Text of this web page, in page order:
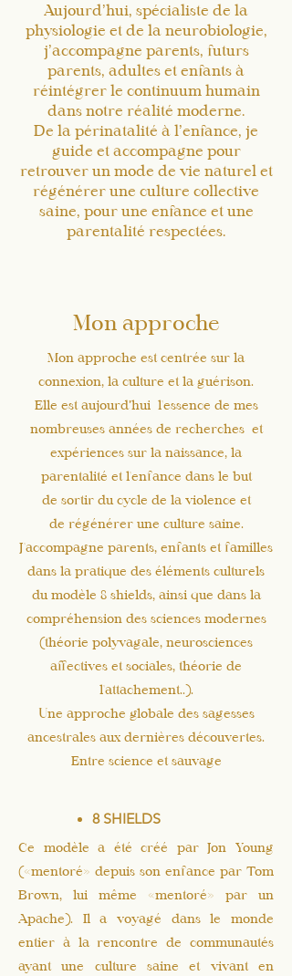
Aujourd’hui, spécialiste de la
physiologie et de la neurobiologie,
j’accompagne parents, futurs
parents, adultes et enfants à
réintégrer le continuum humain
dans notre réalité moderne.
De la périnatalité à l’enfance, je
guide et accompagne pour
retrouver un mode de vie naturel et
régénérer une culture collective
saine, pour une enfance et une
parentalité respectées.
Mon approche
Mon approche est centrée sur la
connexion, la culture et la guérison.
Elle est aujourd’hui l'essence de mes
nombreuses années de recherches et
expériences sur la naissance, la
parentalité et l'enfance dans le but
de sortir du cycle de la violence et
de régénérer une culture saine.
J'accompagne parents, enfants et familles
dans la pratique des éléments culturels
du modèle 8 shields, ainsi que dans la
compréhension des sciences modernes
(théorie polyvagale, neurosciences
affectives et sociales, théorie de
l'attachement..).
Une approche globale des sagesses
ancestrales aux dernières découvertes.
Entre science et sauvage
8 SHIELDS
Ce modèle a été créé par Jon Young
(«mentoré» depuis son enfance par Tom
Brown, lui même «mentoré» par un
Apache). Il a voyagé dans le monde
entier à la rencontre de communautés
ayant une culture saine et vivant en